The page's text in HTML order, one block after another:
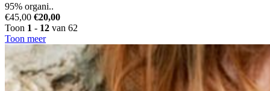
95% organi..
€45,00 €20,00
Toon 1 - 12 van 62
Toon meer